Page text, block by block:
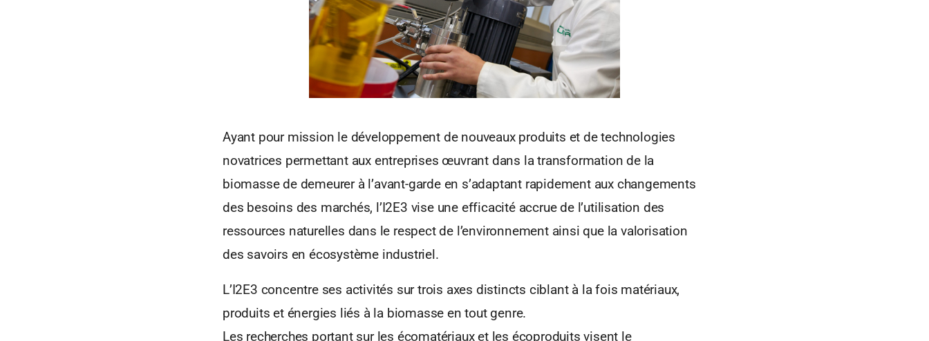
Ayant pour mission le développement de nouveaux produits et de technologies
novatrices permettant aux entreprises œuvrant dans la transformation de la
biomasse de demeurer à l’avant-garde en s’adaptant rapidement aux changements
des besoins des marchés, l’I2E3 vise une efficacité accrue de l’utilisation des
ressources naturelles dans le respect de l’environnement ainsi que la valorisation
des savoirs en écosystème industriel.
L’I2E3 concentre ses activités sur trois axes distincts ciblant à la fois matériaux,
produits et énergies liés à la biomasse en tout genre.
Les recherches portant sur les écomatériaux et les écoproduits visent le